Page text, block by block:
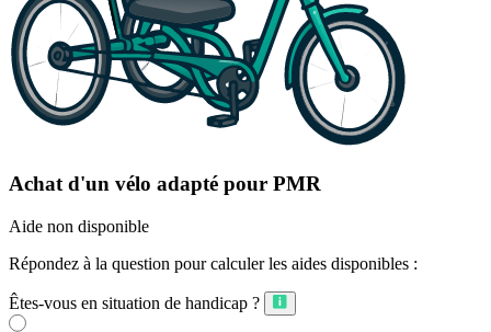
Achat d'un vélo adapté pour PMR
Aide non disponible
Répondez à la question pour calculer les aides disponibles :
Êtes-vous en situation de handicap ?